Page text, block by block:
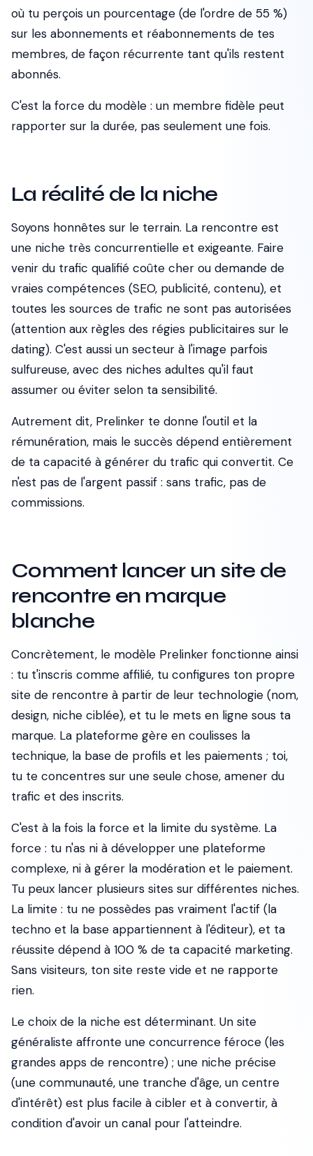
où tu perçois un pourcentage (de l'ordre de 55 %)
sur les abonnements et réabonnements de tes
membres, de façon récurrente tant qu'ils restent
abonnés.
C'est la force du modèle : un membre fidèle peut
rapporter sur la durée, pas seulement une fois.
La réalité de la niche
Soyons honnêtes sur le terrain. La rencontre est
une niche très concurrentielle et exigeante. Faire
venir du trafic qualifié coûte cher ou demande de
vraies compétences (SEO, publicité, contenu), et
toutes les sources de trafic ne sont pas autorisées
(attention aux règles des régies publicitaires sur le
dating). C'est aussi un secteur à l'image parfois
sulfureuse, avec des niches adultes qu'il faut
assumer ou éviter selon ta sensibilité.
Autrement dit, Prelinker te donne l'outil et la
rémunération, mais le succès dépend entièrement
de ta capacité à générer du trafic qui convertit. Ce
n'est pas de l'argent passif : sans trafic, pas de
commissions.
Comment lancer un site de
rencontre en marque
blanche
Concrètement, le modèle Prelinker fonctionne ainsi
: tu t'inscris comme affilié, tu configures ton propre
site de rencontre à partir de leur technologie (nom,
design, niche ciblée), et tu le mets en ligne sous ta
marque. La plateforme gère en coulisses la
technique, la base de profils et les paiements ; toi,
tu te concentres sur une seule chose, amener du
trafic et des inscrits.
C'est à la fois la force et la limite du système. La
force : tu n'as ni à développer une plateforme
complexe, ni à gérer la modération et le paiement.
Tu peux lancer plusieurs sites sur différentes niches.
La limite : tu ne possèdes pas vraiment l'actif (la
techno et la base appartiennent à l'éditeur), et ta
réussite dépend à 100 % de ta capacité marketing.
Sans visiteurs, ton site reste vide et ne rapporte
rien.
Le choix de la niche est déterminant. Un site
généraliste affronte une concurrence féroce (les
grandes apps de rencontre) ; une niche précise
(une communauté, une tranche d'âge, un centre
d'intérêt) est plus facile à cibler et à convertir, à
condition d'avoir un canal pour l'atteindre.